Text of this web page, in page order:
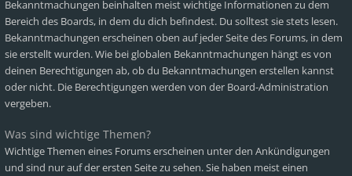
Bekanntmachungen beinhalten meist wichtige Informationen zu dem
Bereich des Boards, in dem du dich befindest. Du solltest sie stets lesen.
Bekanntmachungen erscheinen oben auf jeder Seite des Forums, in dem
sie erstellt wurden. Wie bei globalen Bekanntmachungen hängt es von
deinen Berechtigungen ab, ob du Bekanntmachungen erstellen kannst
oder nicht. Die Berechtigungen werden von der Board-Administration
vergeben.
Was sind wichtige Themen?
Wichtige Themen eines Forums erscheinen unter den Ankündigungen
und sind nur auf der ersten Seite zu sehen. Sie haben meist einen